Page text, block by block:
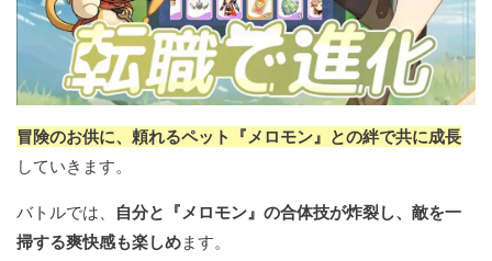
冒険のお供に、頼れるペット『メロモン』との絆で共に成長
していきます。
バトルでは、
自分と『メロモン』の合体技が炸裂し、敵を一
掃する爽快感も楽しめます。